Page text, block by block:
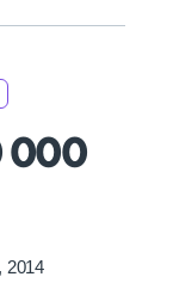
000
2014